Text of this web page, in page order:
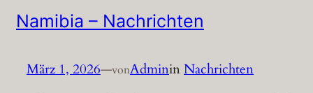
Namibia – Nachrichten
März 1, 2026—vonAdmininNachrichten